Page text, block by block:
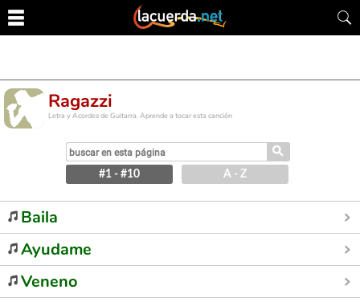
Ragazzi
Letra y Acordes de Guitarra. Aprende a tocar esta canción
⚲
#1 - #10 A - Z
Baila
Ayudame
Veneno